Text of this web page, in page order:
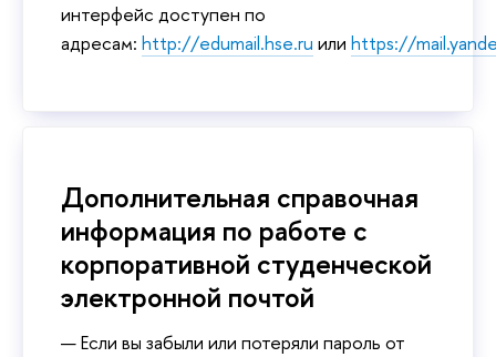
интерфейс доступен по
адресам: http://edumail.hse.ru или https://
Дополнительная справочная
информация по работе с
корпоративной студенческой
электронной почтой
Если вы забыли или потеряли пароль от